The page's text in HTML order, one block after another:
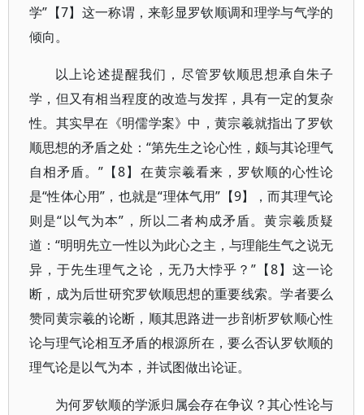
学”【7】这一称谓，来彰显罗钦顺调和理学与气学的
倾向。
以上论述提醒我们，尽管罗钦顺思想承自朱子
学，但又有相当程度的改造与发挥，具有一定的复杂
性。其实早在《明儒学案》中，黄宗羲就指出了罗钦
顺思想的矛盾之处：“第先生之论心性，颇与其论理气
自相矛盾。”【8】在黄宗羲看来，罗钦顺的心性论
是“性体心用”，也就是“理体气用”【9】，而其理气论
则是“以气为本”，所以二者构成矛盾。黄宗羲质疑
道：“明明先立一性以为此心之主，与理能生气之说无
异，于先生理气之论，无乃大悖乎？”【8】这一论
断，成为后世研究罗钦顺思想的重要线索。学者要么
赞同黄宗羲的论断，顺其思路进一步剖析罗钦顺心性
论与理气论相互矛盾的根源所在，要么否认罗钦顺的
理气论是以气为本，并试图做出论证。
为何罗钦顺的学派归属会存在争议？其心性论与